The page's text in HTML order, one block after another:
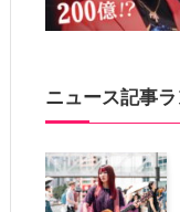
ニュース記事